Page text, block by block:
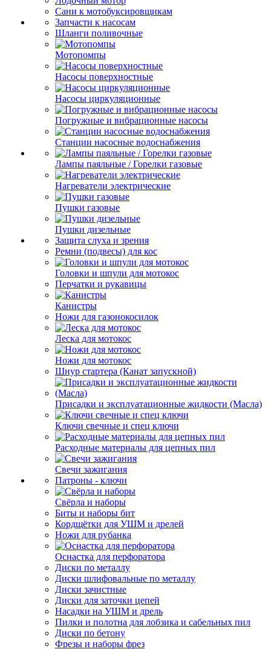
Сани к мотобуксировщикам
Запчасти к насосам
Шланги поливочные
Мотопомпы
Насосы поверхностные
Насосы циркуляционные
Погружные и вибрационные насосы
Станции насосные водоснабжения
Лампы паяльные / Горелки газовые
Нагреватели электрические
Пушки газовые
Пушки дизельные
Защита слуха и зрения
Ремни (подвесы) для кос
Головки и шпули для мотокос
Перчатки и рукавицы
Канистры
Ножи для газонокосилок
Леска для мотокос
Ножи для мотокос
Шнур стартера (Канат запускной)
Присадки и эксплуатационные жидкости (Масла)
Ключи свечные и спец ключи
Расходные материалы для цепных пил
Свечи зажигания
Патроны - ключи
Свёрла и наборы
Биты и наборы бит
Кордщётки для УШМ и дрелей
Ножи для рубанка
Оснастка для перфоратора
Диски по металлу
Диски шлифовальные по металлу
Диски зачистные
Диски для заточки цепей
Насадки на УШМ и дрель
Пилки и полотна для лобзика и сабельных пил
Диски по бетону
Фрезы и наборы фрез